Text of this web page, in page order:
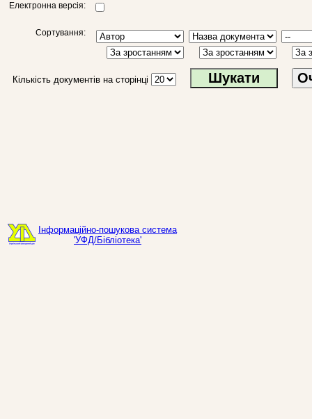
Електронна версія:
Сортування:
Кількість документів на сторінці
Інформаційно-пошукова система
'УФД/Бібліотека'